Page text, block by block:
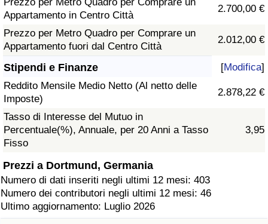
Prezzo per Metro Quadro per Comprare un
Appartamento in Centro Città
2.700,00 €
Prezzo per Metro Quadro per Comprare un
Appartamento fuori dal Centro Città
2.012,00 €
Stipendi e Finanze [Modifica]
Reddito Mensile Medio Netto (Al netto delle
Imposte)
2.878,22 €
Tasso di Interesse del Mutuo in
Percentuale(%), Annuale, per 20 Anni a Tasso
Fisso
3,95
Prezzi a Dortmund, Germania
Numero di dati inseriti negli ultimi 12 mesi: 403
Numero dei contributori negli ultimi 12 mesi: 46
Ultimo aggiornamento: Luglio 2026